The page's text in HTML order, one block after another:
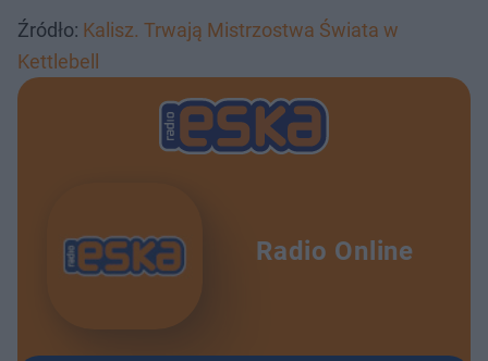
Źródło: Kalisz. Trwają Mistrzostwa Świata w
Kettlebell
Radio Online